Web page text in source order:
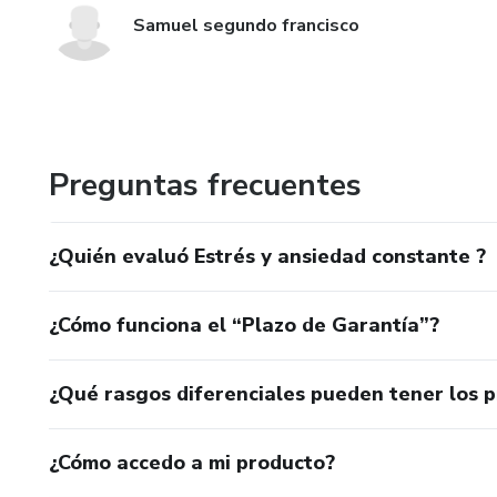
Samuel segundo francisco
Preguntas frecuentes
¿Quién evaluó Estrés y ansiedad constante ?
¿Cómo funciona el “Plazo de Garantía”?
¿Qué rasgos diferenciales pueden tener los
¿Cómo accedo a mi producto?